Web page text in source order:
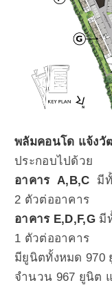
พลัมคอนโด แจ้งวั
ประกอบไปด้วย
อาคาร A,B,C มี
2 ตัวต่ออาคาร
อาคาร E,D,F,Gมี
1 ตัวต่ออาคาร
มียูนิตทั้งหมด 970
จำนวน 967 ยูนิต